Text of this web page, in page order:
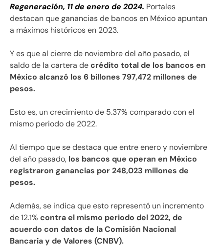
Regeneración, 11 de enero de 2024. Portales
destacan que ganancias de bancos en México apuntan
a máximos históricos en 2023.
Y es que al cierre de noviembre del año pasado, el
saldo de la cartera decrédito total de los bancos en
México alcanzó los 6 billones 797,472 millones de
pesos.
Esto es, un crecimiento de 5.37% comparado con el
mismo periodo de 2022.
Al tiempo que se destaca que entre enero y noviembre
del año pasado, los bancos que operan en México
registraron ganancias por 248,023 millones de
pesos.
Además, se indica que esto representó un incremento
de 12.1% contra el mismo periodo del 2022, de
acuerdo con datos de la Comisión Nacional
Bancaria y de Valores (CNBV).